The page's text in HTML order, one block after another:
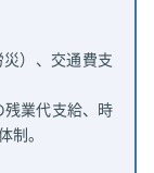
）、交通費支
残業代支給、時
制。